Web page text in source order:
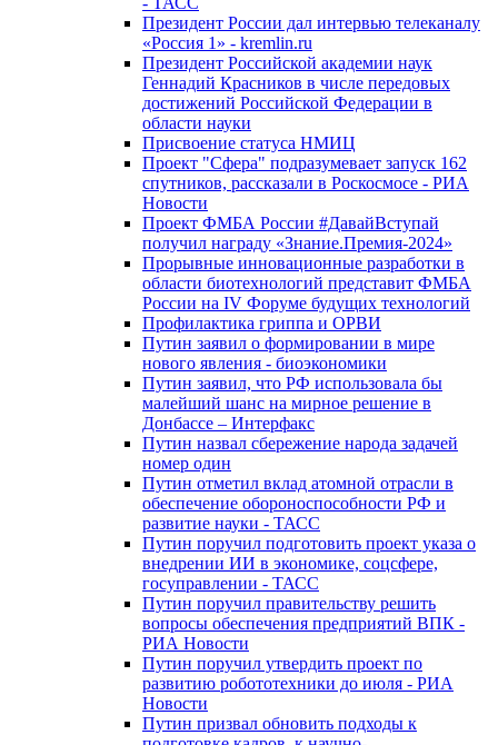
Президент России дал интервью телеканалу
«Россия 1» - kremlin.ru
Президент Российской академии наук
Геннадий Красников в числе передовых
достижений Российской Федерации в
области науки
Присвоение статуса НМИЦ
Проект "Сфера" подразумевает запуск 162
спутников, рассказали в Роскосмосе - РИА
Новости
Проект ФМБА России #ДавайВступай
получил награду «Знание.Премия-2024»
Прорывные инновационные разработки в
области биотехнологий представит ФМБА
России на IV Форуме будущих технологий
Профилактика гриппа и ОРВИ
Путин заявил о формировании в мире
нового явления - биоэкономики
Путин заявил, что РФ использовала бы
малейший шанс на мирное решение в
Донбассе – Интерфакс
Путин назвал сбережение народа задачей
номер один
Путин отметил вклад атомной отрасли в
обеспечение обороноспособности РФ и
развитие науки - ТАСС
Путин поручил подготовить проект указа о
внедрении ИИ в экономике, соцсфере,
госуправлении - ТАСС
Путин поручил правительству решить
вопросы обеспечения предприятий ВПК -
РИА Новости
Путин поручил утвердить проект по
развитию робототехники до июля - РИА
Новости
Путин призвал обновить подходы к